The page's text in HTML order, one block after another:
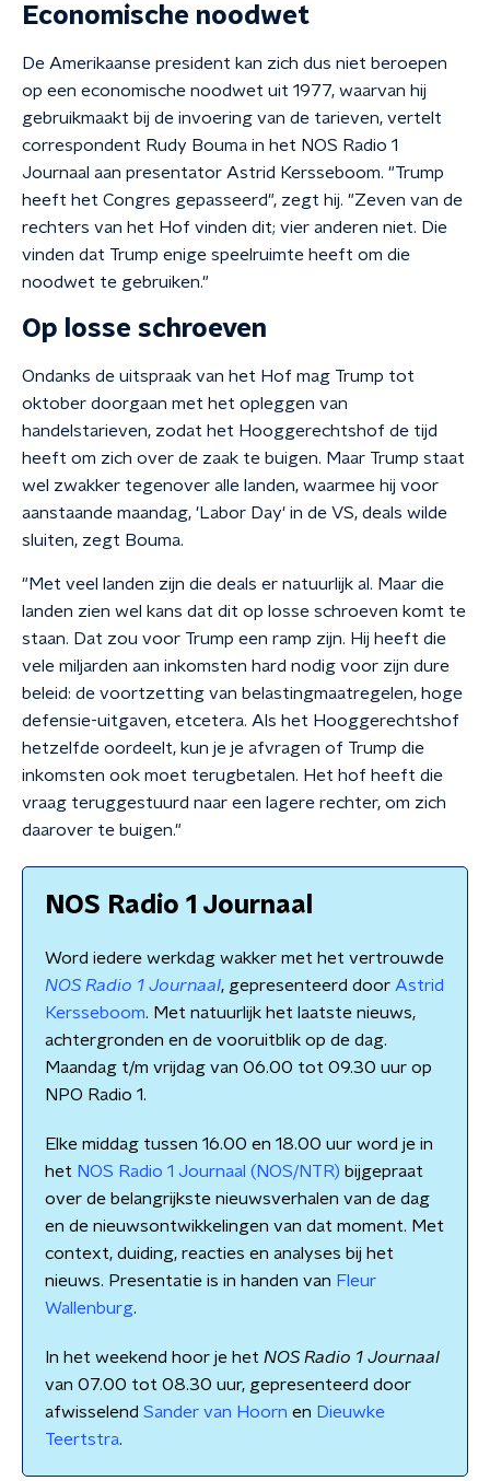
Economische noodwet
De Amerikaanse president kan zich dus niet beroepen
op een economische noodwet uit 1977, waarvan hij
gebruikmaakt bij de invoering van de tarieven, vertelt
correspondent Rudy Bouma in het NOS Radio 1
Journaal aan presentator Astrid Kersseboom. "Trump
heeft het Congres gepasseerd", zegt hij. "Zeven van de
rechters van het Hof vinden dit; vier anderen niet. Die
vinden dat Trump enige speelruimte heeft om die
noodwet te gebruiken."
Op losse schroeven
Ondanks de uitspraak van het Hof mag Trump tot
oktober doorgaan met het opleggen van
handelstarieven, zodat het Hooggerechtshof de tijd
heeft om zich over de zaak te buigen. Maar Trump staat
wel zwakker tegenover alle landen, waarmee hij voor
aanstaande maandag, 'Labor Day' in de VS, deals wilde
sluiten, zegt Bouma.
"Met veel landen zijn die deals er natuurlijk al. Maar die
landen zien wel kans dat dit op losse schroeven komt te
staan. Dat zou voor Trump een ramp zijn. Hij heeft die
vele miljarden aan inkomsten hard nodig voor zijn dure
beleid: de voortzetting van belastingmaatregelen, hoge
defensie-uitgaven, etcetera. Als het Hooggerechtshof
hetzelfde oordeelt, kun je je afvragen of Trump die
inkomsten ook moet terugbetalen. Het hof heeft die
vraag teruggestuurd naar een lagere rechter, om zich
daarover te buigen."
NOS Radio 1 Journaal
Word iedere werkdag wakker met het vertrouwde
NOS Radio 1 Journaal, gepresenteerd door Astrid
Kersseboom. Met natuurlijk het laatste nieuws,
achtergronden en de vooruitblik op de dag.
Maandag t/m vrijdag van 06.00 tot 09.30 uur op
NPO Radio 1.
Elke middag tussen 16.00 en 18.00 uur word je in
het NOS Radio 1 Journaal (NOS/NTR) bijgepraat
over de belangrijkste nieuwsverhalen van de dag
en de nieuwsontwikkelingen van dat moment. Met
context, duiding, reacties en analyses bij het
nieuws. Presentatie is in handen van Fleur
Wallenburg.
In het weekend hoor je het NOS Radio 1 Journaal
van 07.00 tot 08.30 uur, gepresenteerd door
afwisselend Sander van Hoorn en Dieuwke
Teertstra.